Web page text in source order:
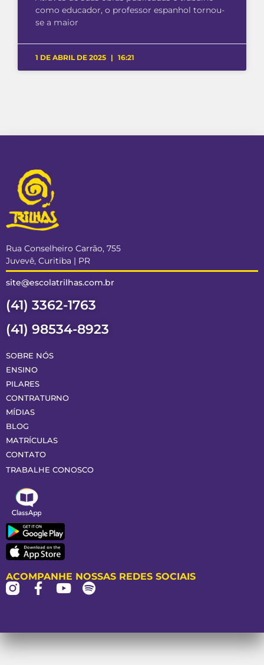
como educador, o professor espanhol tornou-
se a maior
1 DE ABRIL DE 2025 16:21
Rua Conselheiro Carrão, 755
Juvevê, Curitiba | PR
site@escolatrilhas.com.br
(41) 3362-1763
(41) 98534-8923
SOBRE NÓS
ENSINO
PILARES
CONTRATURNO
MÍDIAS
BLOG
MATRÍCULAS
CONTATO
TRABALHE CONOSCO
ACOMPANHE NOSSAS REDES SOCIAIS